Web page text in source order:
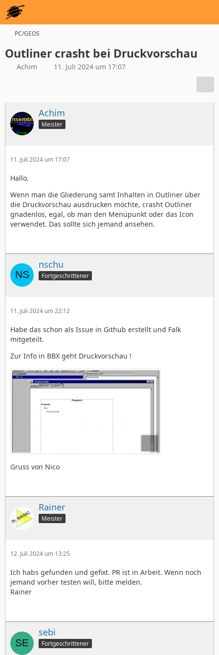
PC/GEOS
Outliner crasht bei Druckvorschau
Achim 11. Juli 2024 um 17:07
Achim
Meister
11. Juli 2024 um 17:07
Hallo.
Wenn man die Gliederung samt Inhalten in Outliner über
die Druckvorschau ausdrucken möchte, crasht Outliner
gnadenlos, egal, ob man den Menüpunkt oder das Icon
verwendet. Das sollte sich jemand ansehen.
nschu
Fortgeschrittener
11. Juli 2024 um 22:12
Habe das schon als Issue in Github erstellt und Falk
mitgeteilt.
Zur Info in BBX geht Druckvorschau !
Gruss von Nico
Rainer
Meister
12. Juli 2024 um 13:25
Ich habs gefunden und gefixt. PR ist in Arbeit. Wenn noch
jemand vorher testen will, bitte melden.
Rainer
sebi
Fortgeschrittener